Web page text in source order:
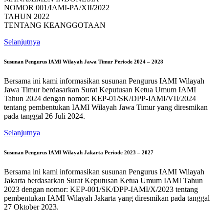
NOMOR 001/IAMI-PA/XII/2022
TAHUN 2022
TENTANG KEANGGOTAAN
Selanjutnya
Susunan Pengurus IAMI Wilayah Jawa Timur Periode 2024 – 2028
Bersama ini kami informasikan susunan Pengurus IAMI Wilayah
Jawa Timur berdasarkan Surat Keputusan Ketua Umum IAMI
Tahun 2024 dengan nomor: KEP-01/SK/DPP-IAMI/VII/2024
tentang pembentukan IAMI Wilayah Jawa Timur yang diresmikan
pada tanggal 26 Juli 2024.
Selanjutnya
Susunan Pengurus IAMI Wilayah Jakarta Periode 2023 – 2027
Bersama ini kami informasikan susunan Pengurus IAMI Wilayah
Jakarta berdasarkan Surat Keputusan Ketua Umum IAMI Tahun
2023 dengan nomor: KEP-001/SK/DPP-IAMI/X/2023 tentang
pembentukan IAMI Wilayah Jakarta yang diresmikan pada tanggal
27 Oktober 2023.